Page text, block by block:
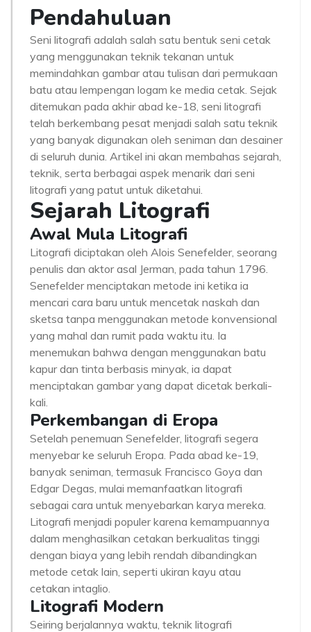
Pendahuluan
Seni litografi adalah salah satu bentuk seni cetak
yang menggunakan teknik tekanan untuk
memindahkan gambar atau tulisan dari permukaan
batu atau lempengan logam ke media cetak. Sejak
ditemukan pada akhir abad ke-18, seni litografi
telah berkembang pesat menjadi salah satu teknik
yang banyak digunakan oleh seniman dan desainer
di seluruh dunia. Artikel ini akan membahas sejarah,
teknik, serta berbagai aspek menarik dari seni
litografi yang patut untuk diketahui.
Sejarah Litografi
Awal Mula Litografi
Litografi diciptakan oleh Alois Senefelder, seorang
penulis dan aktor asal Jerman, pada tahun 1796.
Senefelder menciptakan metode ini ketika ia
mencari cara baru untuk mencetak naskah dan
sketsa tanpa menggunakan metode konvensional
yang mahal dan rumit pada waktu itu. Ia
menemukan bahwa dengan menggunakan batu
kapur dan tinta berbasis minyak, ia dapat
menciptakan gambar yang dapat dicetak berkali-
kali.
Perkembangan di Eropa
Setelah penemuan Senefelder, litografi segera
menyebar ke seluruh Eropa. Pada abad ke-19,
banyak seniman, termasuk Francisco Goya dan
Edgar Degas, mulai memanfaatkan litografi
sebagai cara untuk menyebarkan karya mereka.
Litografi menjadi populer karena kemampuannya
dalam menghasilkan cetakan berkualitas tinggi
dengan biaya yang lebih rendah dibandingkan
metode cetak lain, seperti ukiran kayu atau
cetakan intaglio.
Litografi Modern
Seiring berjalannya waktu, teknik litografi